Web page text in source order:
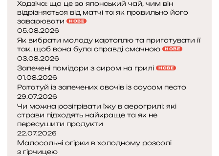
,
щ
о
б
н
е
в
т
р
а
т
и
т
и
в
Ходзіча: що це за японський чай, чим він
відрізняється від матчі та як правильно його
заварювати
НОВЕ
05.08.2026
Як вибрати молоду картоплю та приготувати її
так, щоб вона була справді смачною
НОВЕ
03.08.2026
Запечені помідори з сиром на грилі НОВЕ
01.08.2026
Рататуй із запечених овочів із соусом песто
29.07.2026
Чи можна розігрівати їжу в аерогрилі: які
страви підходять найкраще та як не
пересушити продукти
22.07.2026
Малосольні огірки в холодному розсолі
з гірчицею